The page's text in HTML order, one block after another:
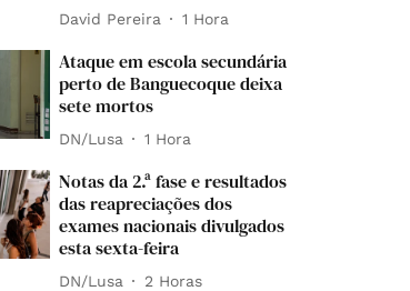
David Pereira 1 Hora
Ataque em escola secundária
perto de Banguecoque deixa
sete mortos
DN/Lusa 1 Hora
Notas da 2.ª fase e resultados
das reapreciações dos
exames nacionais divulgados
esta sexta-feira
DN/Lusa 2 Horas